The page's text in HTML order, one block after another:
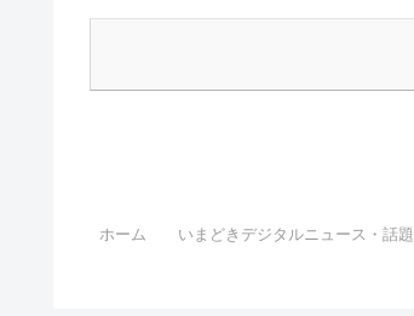
ホーム いまどきデジタルニュース・話題